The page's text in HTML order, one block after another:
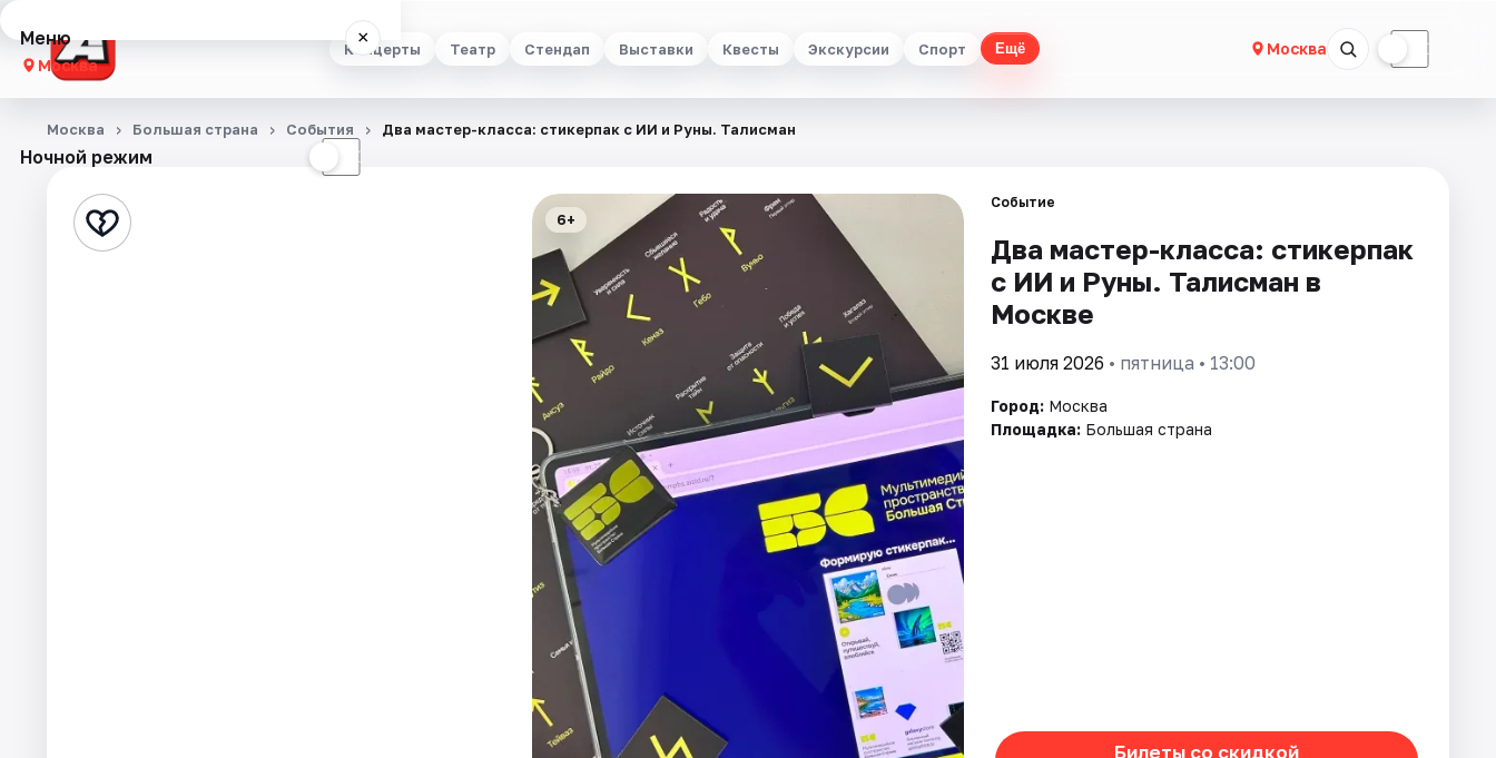
Концерты Театр Стендап Выставки Квесты Экскурсии Спорт Ещё Москва ☾
Меню ×
Москва
Концерты
Стендап
Ночной режим ☾
Москва Большая страна События Два мастер-класса: стикерпак с ИИ и Руны. Талисман
6+
Событие
Два мастер-класса: стикерпак
с ИИ и Руны. Талисман в
Москве
31 июля 2026 • пятница • 13:00
Город: Москва
Площадка: Большая страна
Билеты со скидкой